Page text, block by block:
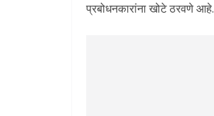
प्रबोधनकारांना खोटे ठरवणे आहे.